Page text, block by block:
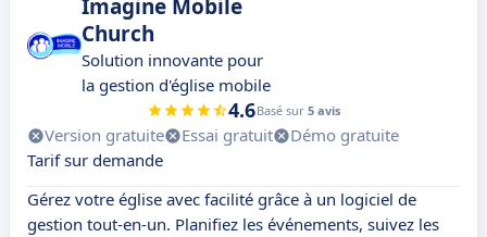
Imagine Mobile
Church
Solution innovante pour
la gestion d'église mobile
4.6Basé sur 5 avis
Version gratuite Essai gratuit
Démo gratuite
Tarif sur demande
Gérez votre église avec facilité grâce à un logiciel de
gestion tout-en-un. Planifiez les événements, suivez les